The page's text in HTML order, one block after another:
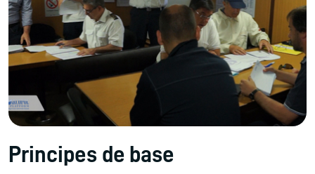
Principes de base